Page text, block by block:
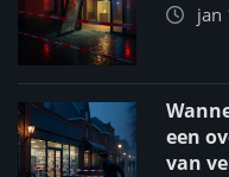
jan
een
van